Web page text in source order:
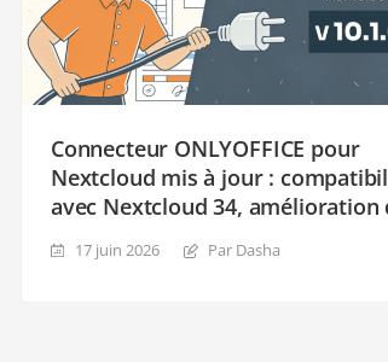
Connecteur ONLYOFFICE pour
Nextcloud mis à jour :
avec Nextcloud 34, amélioration
partage
17 juin 2026 Par Dasha